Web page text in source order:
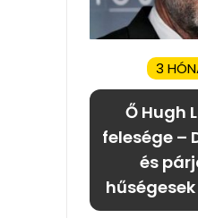
3
Ő Hugh
felesége –
és